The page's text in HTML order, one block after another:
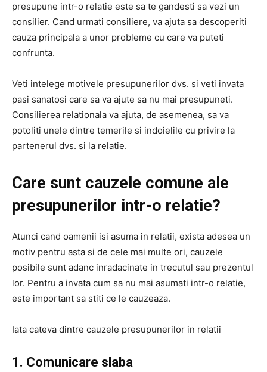
presupune intr-o relatie este sa te gandesti sa vezi un
consilier. Cand urmati consiliere, va ajuta sa descoperiti
cauza principala a unor probleme cu care va puteti
confrunta.
Veti intelege motivele presupunerilor dvs. si veti invata
pasi sanatosi care sa va ajute sa nu mai presupuneti.
Consilierea relationala va ajuta, de asemenea, sa va
potoliti unele dintre temerile si indoielile cu privire la
partenerul dvs. si la relatie.
Care sunt cauzele comune ale
presupunerilor intr-o relatie?
Atunci cand oamenii isi asuma in relatii, exista adesea un
motiv pentru asta si de cele mai multe ori, cauzele
posibile sunt adanc inradacinate in trecutul sau prezentul
lor. Pentru a invata cum sa nu mai asumati intr-o relatie,
este important sa stiti ce le cauzeaza.
Iata cateva dintre cauzele presupunerilor in relatii
1. Comunicare slaba